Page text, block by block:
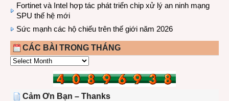
Fortinet và Intel hợp tác phát triển chip xử lý an ninh mạng
SPU thế hệ mới
Sức mạnh các hộ chiếu trên thế giới năm 2026
CÁC BÀI TRONG THÁNG
CÁC
THÁNG
Cảm Ơn Bạn – Thanks